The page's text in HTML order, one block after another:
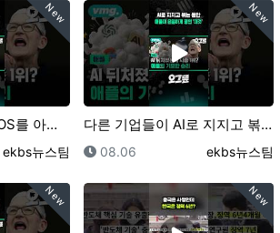
New
M7은 옛말? MANGOS를 아시나요 / 오그랲 / 비…
등록자
ekbs뉴스팀
New
다른 기업들이 AI로 지지고 볶는 동안 애플이 은밀하게…
등록일
08.06 등록자
ekbs뉴스팀
New New